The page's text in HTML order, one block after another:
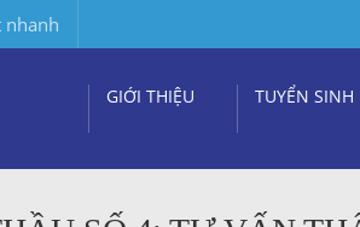
nhanh
GIỚI THIỆU TUYỂN SINH